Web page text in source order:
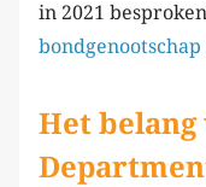
in 2021
Het belang